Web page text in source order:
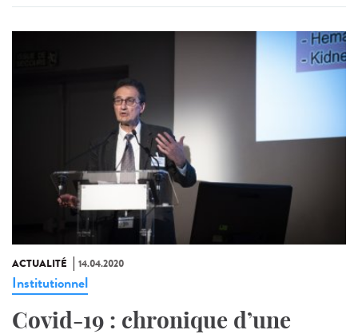
ACTUALITÉ 14.04.2020
Institutionnel
Covid-19 : chronique d’une